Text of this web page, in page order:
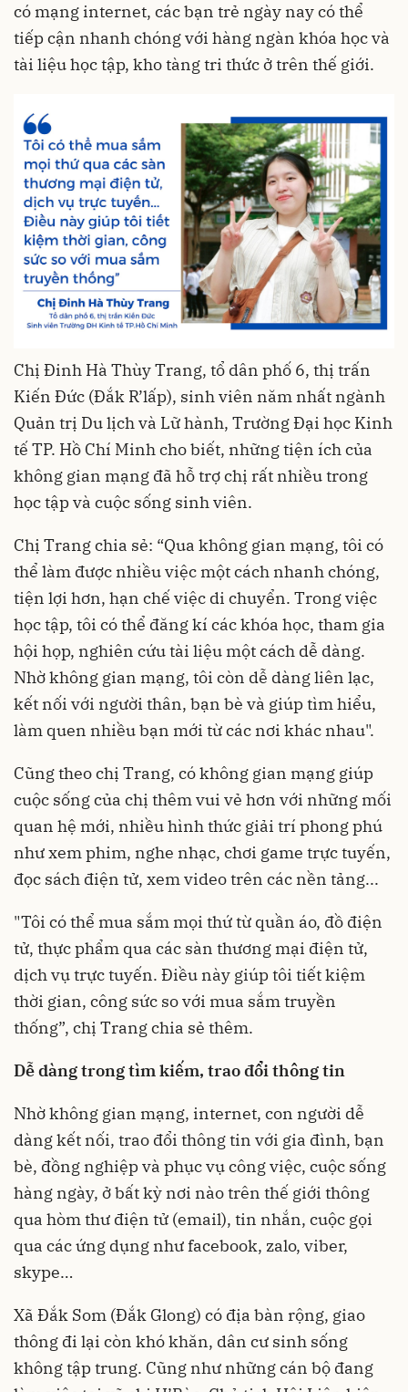
có mạng internet, các bạn trẻ ngày nay có thể
tiếp cận nhanh chóng với hàng ngàn khóa học và
tài liệu học tập, kho tàng tri thức ở trên thế giới.
Chị Đinh Hà Thùy Trang, tổ dân phố 6, thị trấn
Kiến Đức (Đắk R’lấp), sinh viên năm nhất ngành
Quản trị Du lịch và Lữ hành, Trường Đại học Kinh
tế TP. Hồ Chí Minh cho biết, những tiện ích của
không gian mạng đã hỗ trợ chị rất nhiều trong
học tập và cuộc sống sinh viên.
Chị Trang chia sẻ: “Qua không gian mạng, tôi có
thể làm được nhiều việc một cách nhanh chóng,
tiện lợi hơn, hạn chế việc di chuyển. Trong việc
học tập, tôi có thể đăng kí các khóa học, tham gia
hội họp, nghiên cứu tài liệu một cách dễ dàng.
Nhờ không gian mạng, tôi còn dễ dàng liên lạc,
kết nối với người thân, bạn bè và giúp tìm hiểu,
làm quen nhiều bạn mới từ các nơi khác nhau".
Cũng theo chị Trang, có không gian mạng giúp
cuộc sống của chị thêm vui vẻ hơn với những mối
quan hệ mới, nhiều hình thức giải trí phong phú
như xem phim, nghe nhạc, chơi game trực tuyến,
đọc sách điện tử, xem video trên các nền tảng...
"Tôi có thể mua sắm mọi thứ từ quần áo, đồ điện
tử, thực phẩm qua các sàn thương mại điện tử,
dịch vụ trực tuyến. Điều này giúp tôi tiết kiệm
thời gian, công sức so với mua sắm truyền
thống”, chị Trang chia sẻ thêm.
Dễ dàng trong tìm kiếm, trao đổi thông tin
Nhờ không gian mạng, internet, con người dễ
dàng kết nối, trao đổi thông tin với gia đình, bạn
bè, đồng nghiệp và phục vụ công việc, cuộc sống
hàng ngày, ở bất kỳ nơi nào trên thế giới thông
qua hòm thư điện tử (email), tin nhắn, cuộc gọi
qua các ứng dụng như facebook, zalo, viber,
skype…
Xã Đắk Som (Đắk Glong) có địa bàn rộng, giao
thông đi lại còn khó khăn, dân cư sinh sống
không tập trung. Cũng như những cán bộ đang